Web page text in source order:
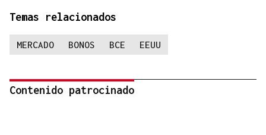
Temas relacionados
MERCADO BONOS BCE EEUU
Contenido patrocinado